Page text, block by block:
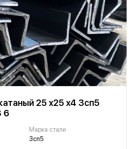
25 х25 х4 3сп5
6
Марка стали
3сп5